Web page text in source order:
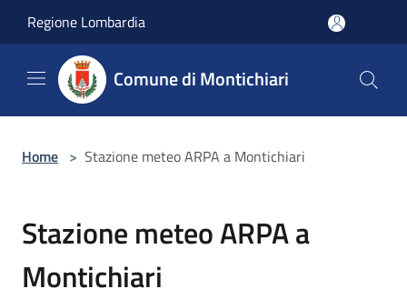
Regione Lombardia
Comune di Montichiari
Home > Stazione meteo ARPA a Montichiari
Stazione meteo ARPA a
Montichiari